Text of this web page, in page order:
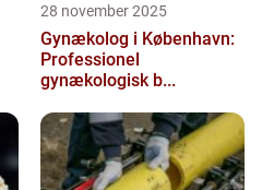
28 november 2025
Gynækolog i København:
Professionel
gynækologisk b...